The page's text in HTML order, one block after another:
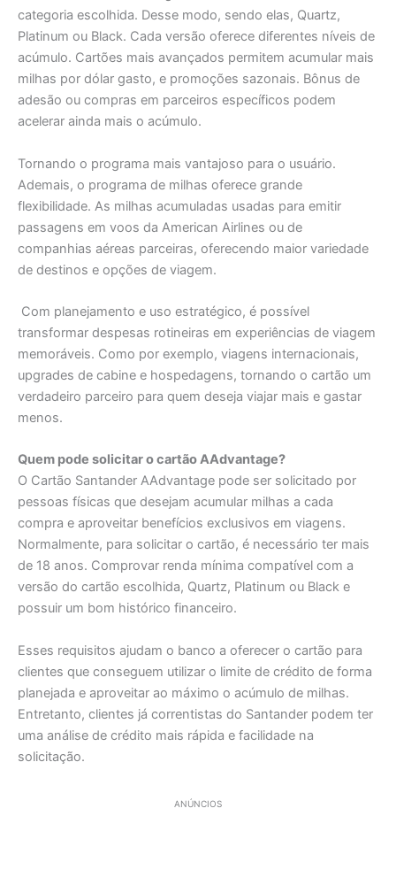
categoria escolhida. Desse modo, sendo elas, Quartz,
Platinum ou Black. Cada versão oferece diferentes níveis de
acúmulo. Cartões mais avançados permitem acumular mais
milhas por dólar gasto, e promoções sazonais. Bônus de
adesão ou compras em parceiros específicos podem
acelerar ainda mais o acúmulo.
Tornando o programa mais vantajoso para o usuário.
Ademais, o programa de milhas oferece grande
flexibilidade. As milhas acumuladas usadas para emitir
passagens em voos da American Airlines ou de
companhias aéreas parceiras, oferecendo maior variedade
de destinos e opções de viagem.
Com planejamento e uso estratégico, é possível
transformar despesas rotineiras em experiências de viagem
memoráveis. Como por exemplo, viagens internacionais,
upgrades de cabine e hospedagens, tornando o cartão um
verdadeiro parceiro para quem deseja viajar mais e gastar
menos.
Quem pode solicitar o cartão AAdvantage?
O Cartão Santander AAdvantage pode ser solicitado por
pessoas físicas que desejam acumular milhas a cada
compra e aproveitar benefícios exclusivos em viagens.
Normalmente, para solicitar o cartão, é necessário ter mais
de 18 anos. Comprovar renda mínima compatível com a
versão do cartão escolhida, Quartz, Platinum ou Black e
possuir um bom histórico financeiro.
Esses requisitos ajudam o banco a oferecer o cartão para
clientes que conseguem utilizar o limite de crédito de forma
planejada e aproveitar ao máximo o acúmulo de milhas.
Entretanto, clientes já correntistas do Santander podem ter
uma análise de crédito mais rápida e facilidade na
solicitação.
ANÚNCIOS